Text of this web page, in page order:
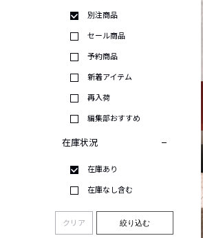
別注商品
セール商品
予約商品
新着アイテム
再入荷
編集部おすすめ
在庫状況
在庫あり
在庫なし含む
クリア 絞り込む